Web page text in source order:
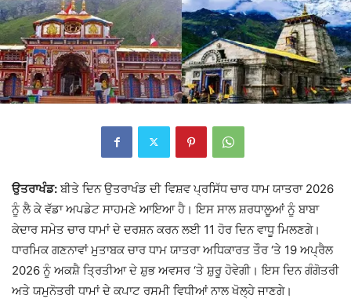
ਉਤਰਾਖੰਡ: ਬੀਤੇ ਦਿਨ ਉਤਰਾਖੰਡ ਦੀ ਵਿਸ਼ਵ ਪ੍ਰਸਿੱਧ ਚਾਰ ਧਾਮ ਯਾਤਰਾ 2026
ਨੂੰ ਲੈ ਕੇ ਵੱਡਾ ਅਪਡੇਟ ਸਾਹਮਣੇ ਆਇਆ ਹੈ। ਇਸ ਸਾਲ ਸ਼ਰਧਾਲੂਆਂ ਨੂੰ ਬਾਬਾ
ਕੇਦਾਰ ਸਮੇਤ ਚਾਰ ਧਾਮਾਂ ਦੇ ਦਰਸ਼ਨ ਕਰਨ ਲਈ 11 ਹੋਰ ਦਿਨ ਵਾਧੂ ਮਿਲਣਗੇ।
ਧਾਰਮਿਕ ਗਣਨਾਵਾਂ ਮੁਤਾਬਕ ਚਾਰ ਧਾਮ ਯਾਤਰਾ ਅਧਿਕਾਰਤ ਤੌਰ ‘ਤੇ 19 ਅਪ੍ਰੈਲ
2026 ਨੂੰ ਅਕਸ਼ੈ ਤ੍ਰਿਤੀਆ ਦੇ ਸ਼ੁਭ ਅਵਸਰ ‘ਤੇ ਸ਼ੁਰੂ ਹੋਵੇਗੀ। ਇਸ ਦਿਨ ਗੰਗੋਤਰੀ
ਅਤੇ ਯਮੁਨੋਤਰੀ ਧਾਮਾਂ ਦੇ ਕਪਾਟ ਰਸਮੀ ਵਿਧੀਆਂ ਨਾਲ ਖੋਲ੍ਹੇ ਜਾਣਗੇ।